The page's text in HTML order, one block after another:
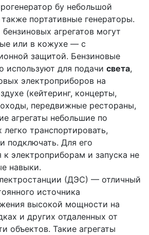
бу небольшой
портативные генераторы.
агрегатов могут
или в кожухе — с
защитой. Бензиновые
используют для подачи света,
электроприборов на
(кейтеринг, концерты,
передвижные рестораны,
агрегаты небольшие по
транспортировать,
подключать. Для его
к электроприборам и запуска не
навыки.
(ДЭС) — отличный
источника
высокой мощности на
и других отдаленных от
объектов. Такие агрегаты